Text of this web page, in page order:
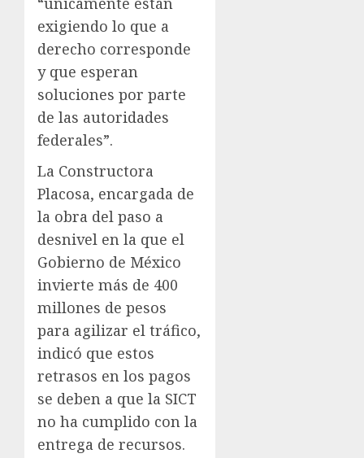
exigiendo lo que a
derecho corresponde
y que esperan
soluciones por parte
de las autoridades
federales”.
La Constructora
Placosa, encargada de
la obra del paso a
desnivel en la que el
Gobierno de México
invierte más de 400
millones de pesos
para agilizar el tráfico,
indicó que estos
retrasos en los pagos
se deben a que la SICT
no ha cumplido con la
entrega de recursos.